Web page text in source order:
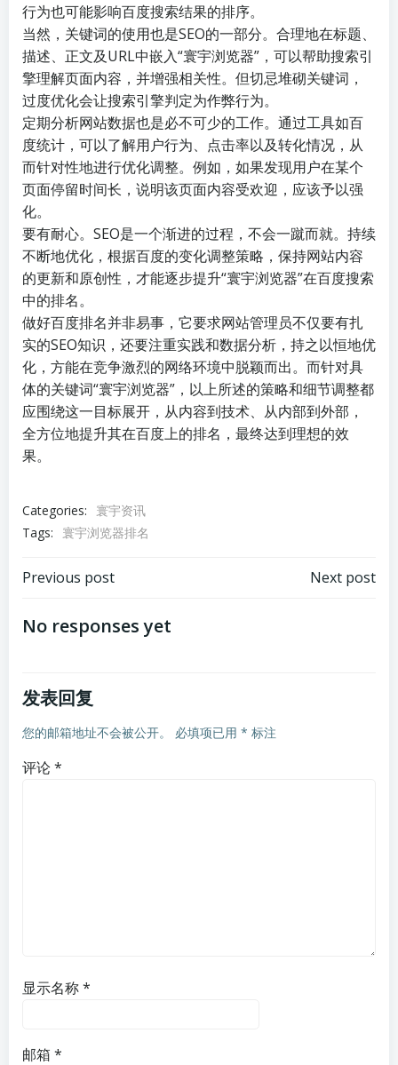
行为也可能影响百度搜索结果的排序。
当然，关键词的使用也是SEO的一部分。合理地在标题、
描述、正文及URL中嵌入“寰宇浏览器”，可以帮助搜索引
擎理解页面内容，并增强相关性。但切忌堆砌关键词，
过度优化会让搜索引擎判定为作弊行为。
定期分析网站数据也是必不可少的工作。通过工具如百
度统计，可以了解用户行为、点击率以及转化情况，从
而针对性地进行优化调整。例如，如果发现用户在某个
页面停留时间长，说明该页面内容受欢迎，应该予以强
化。
要有耐心。SEO是一个渐进的过程，不会一蹴而就。持续
不断地优化，根据百度的变化调整策略，保持网站内容
的更新和原创性，才能逐步提升“寰宇浏览器”在百度搜索
中的排名。
做好百度排名并非易事，它要求网站管理员不仅要有扎
实的SEO知识，还要注重实践和数据分析，持之以恒地优
化，方能在竞争激烈的网络环境中脱颖而出。而针对具
体的关键词“寰宇浏览器”，以上所述的策略和细节调整都
应围绕这一目标展开，从内容到技术、从内部到外部，
全方位地提升其在百度上的排名，最终达到理想的效
果。
Categories:
寰宇资讯
Tags:
寰宇浏览器排名
文
章
航
Previous post
航
Next post
No responses yet
发表回复
您的邮箱地址不会被公开。 必填项已用 * 标注
评论*
显示名称*
邮箱 *